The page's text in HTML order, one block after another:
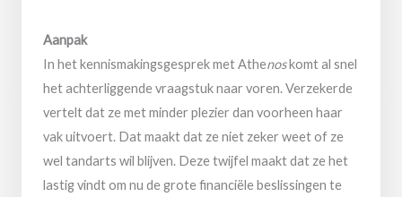
Aanpak
In het kennismakingsgesprek met Athenoskomt al snel
het achterliggende vraagstuk naar voren. Verzekerde
vertelt dat ze met minder plezier dan voorheen haar
vak uitvoert. Dat maakt dat ze niet zeker weet of ze
wel tandarts wil blijven. Deze twijfel maakt dat ze het
lastig vindt om nu de grote financiële beslissingen te